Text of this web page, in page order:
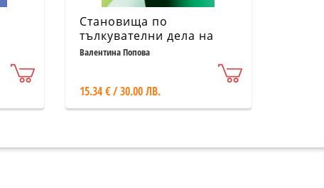
Становища по
тълкувателни дела на
ВКС и по
Конституционни дела на
Валентина Попова
15.34 € / 30.00 ЛВ.